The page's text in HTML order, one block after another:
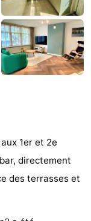
1er et 2e
directement
des terrasses et